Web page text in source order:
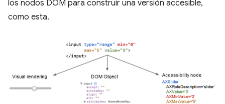
los nodos DOM para construir una versión accesible,
como esta.